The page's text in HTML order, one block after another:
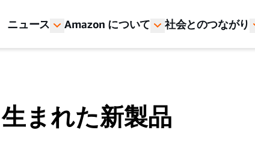
ニュース Amazon について 社会とのつながり
まれた新製品